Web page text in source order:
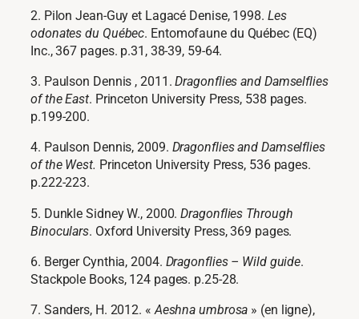
2. Pilon Jean-Guy et Lagacé Denise, 1998. Les
odonates du Québec. Entomofaune du Québec (EQ)
Inc., 367 pages. p.31, 38-39, 59-64.
3. Paulson Dennis , 2011.Dragonflies and Damselflies
of the East. Princeton University Press, 538 pages.
p.199-200.
4. Paulson Dennis, 2009. Dragonflies and Damselflies
of the West. Princeton University Press, 536 pages.
p.222-223.
5. Dunkle Sidney W., 2000.Dragonflies Through
Binoculars. Oxford University Press, 369 pages.
6. Berger Cynthia, 2004. Dragonflies – Wild guide.
Stackpole Books, 124 pages. p.25-28.
7. Sanders, H. 2012. «Aeshna umbrosa » (en ligne),